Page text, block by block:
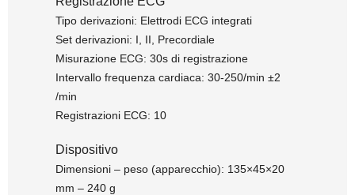
Tipo derivazioni: Elettrodi ECG integrati
Set derivazioni: I, II, Precordiale
Misurazione ECG: 30s di registrazione
Intervallo frequenza cardiaca: 30-250/min ±2
/min
Registrazioni ECG: 10
Dispositivo
Dimensioni – peso (apparecchio): 135×45×20
mm – 240 g